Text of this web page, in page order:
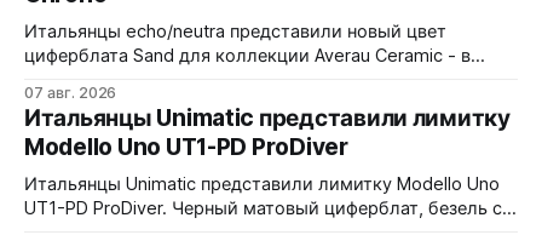
Итальянцы echo/neutra представили новый цвет
циферблата Sand для коллекции Averau Ceramic - в
контрастирует с тёмным корпусом из матовой чёрной
керамики и титана Grade 2. Сапфировое стекло с
куполом, завинчивающаяся заводная головка,
водозащита 100 метров. Ремешки на выбор - чёрный
текстильный, чёрный веганский (BioVeg из
07 авг. 2026
Итальянцы Unimatic представили лимитку
Modello Uno UT1-PD ProDiver
Итальянцы Unimatic представили лимитку Modello Uno
UT1-PD ProDiver. Черный матовый циферблат, безель с